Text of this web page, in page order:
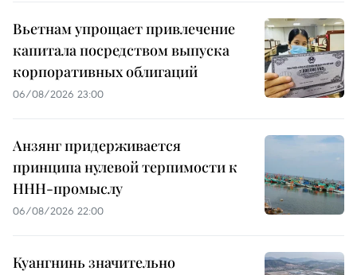
Вьетнам упрощает привлечение
капитала посредством выпуска
корпоративных облигаций
06/08/2026 23:00
Анзянг придерживается
принципа нулевой терпимости к
ННН-промыслу
06/08/2026 22:00
Куангнинь значительно